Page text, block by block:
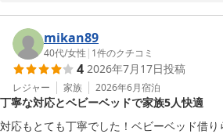
無料朝食サービスにつきましてお褒めの言
ございます。
季節毎のメニューや、季節の限定のスムー
すので、次回お泊りの際はぜひ、お召し上
今後も皆さまにご満足いただける朝食と快
るよう努めてまいります。
mikan89
40代/女性 | 1件のクチコミ
4 2026年7月17日投稿
レジャー 家族 2026年6月宿泊
丁寧な対応とベビーベッドで家族5人快適
対応もとても丁寧でした！ベビーベッド借